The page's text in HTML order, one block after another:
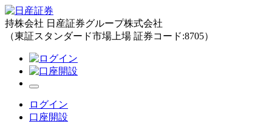
持株会社 日産証券グループ株式会社
（東証スタンダード市場上場 証券コード:8705）
ログイン
口座開設